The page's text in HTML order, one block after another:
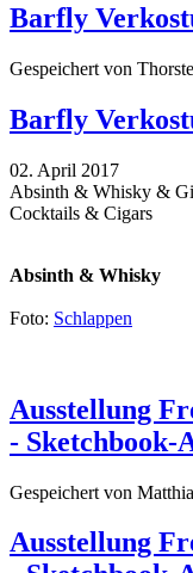
Barfly
Gespeichert von
Barfly
02. April 2017
Absinth & Whisky &
Cocktails & Cigars
Absinth & Whisky
Foto: Schlappen
Ausstellung
- Sketchbook-
Gespeichert von
Ausstellung